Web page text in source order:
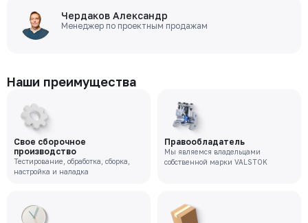
Чердаков Александр
Менеджер по проектным продажам
Наши преимущества
Свое сборочное
производство
Тестирование, обработка, сборка,
настройка и наладка
Правообладатель
Мы являемся владельцами
собственной марки VALSTOK